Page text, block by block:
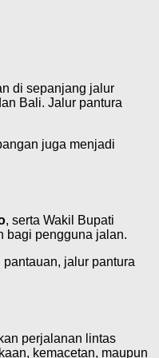
di sepanjang jalur
Bali. Jalur pantura
juga menjadi
, serta Wakil Bupati
bagi pengguna jalan.
jalur pantura
perjalanan lintas
kemacetan, maupun